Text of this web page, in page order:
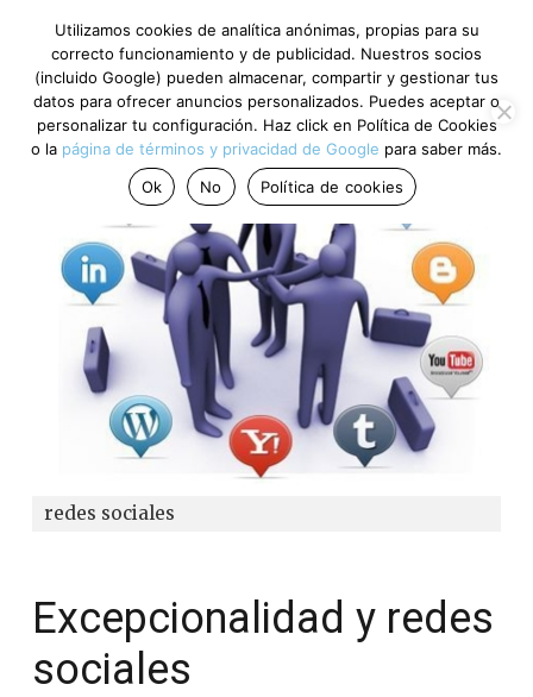
redes sociales
Excepcionalidad y redes
sociales
Utilizamos cookies de analítica anónimas, propias para su
correcto funcionamiento y de publicidad. Nuestros socios
(incluido Google) pueden almacenar, compartir y gestionar tus
datos para ofrecer anuncios personalizados. Puedes aceptar o
personalizar tu configuración. Haz click en Política de Cookies
o la página de términos y privacidad de Google para saber más.
Ok
No Política de cookies